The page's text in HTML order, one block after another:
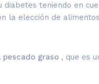
teniendo en
la elección de
pescado graso , que es